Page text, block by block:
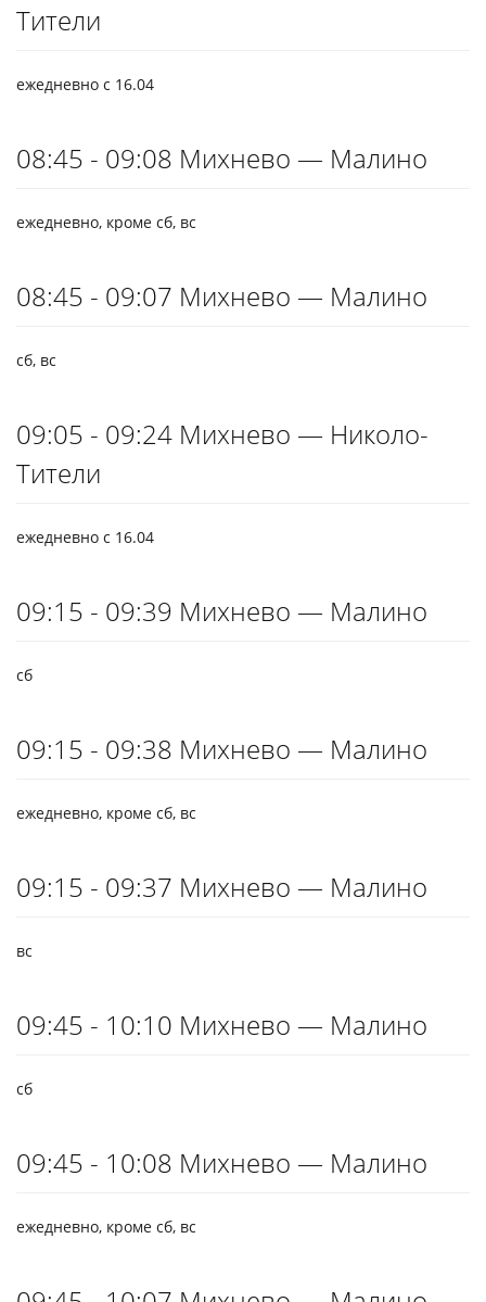
Тители
ежедневно с 16.04
08:45 - 09:08 Михнево — Малино
ежедневно, кроме сб, вс
08:45 - 09:07 Михнево — Малино
сб, вс
09:05 - 09:24 Михнево — Николо-
Тители
ежедневно с 16.04
09:15 - 09:39 Михнево — Малино
сб
09:15 - 09:38 Михнево — Малино
ежедневно, кроме сб, вс
09:15 - 09:37 Михнево — Малино
вс
09:45 - 10:10 Михнево — Малино
сб
09:45 - 10:08 Михнево — Малино
ежедневно, кроме сб, вс